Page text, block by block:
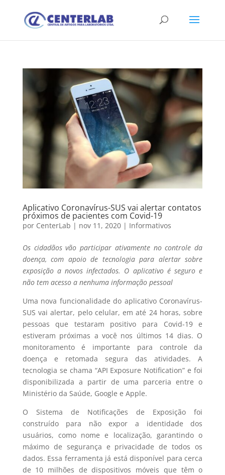
Aplicativo Coronavírus-SUS vai alertar contatos
próximos de pacientes com Covid-19
por CenterLab | nov 11, 2020| Informativos
Os cidadãos vão participar ativamente no controle da
doença, com apoio de tecnologia para alertarsobre
exposição a novos infectados. O aplicativo é seguro e
não tem acesso a nenhuma informação pessoal
Uma nova funcionalidade do aplicativo Coronavírus-
SUS vai alertar, pelo celular, em até 24 horas, sobre
pessoas que testaram positivo para Covid-19 e
estiveram próximas a você nos últimos 14 dias. O
monitoramento é importante para controle da
doença e retomada segura das atividades. A
tecnologia se chama “API Exposure Notification” e foi
disponibilizada a partir de uma parceria entre o
Ministério da Saúde, Google e Apple.
O Sistema de Notificações de Exposição foi
construído para não expor a identidade dos
usuários, como nome e localização, garantindo o
máximo de segurança e privacidade de todos os
dados. Essa ferramenta já está disponível para cerca
de 10 milhões de dispositivos móveis que têm o